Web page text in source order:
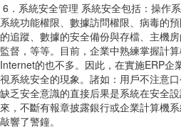
6．系統安全管理 系統安全包括：操作
系統功能權限、數據訪問權限、病毒的
的追蹤、數據的安全備份與存檔、主機
監督，等等。目前，企業中熟練掌握計
Internet的也不多。因此，在實施ERP企
視系統安全的現象。諸如：用戶不注意
缺乏安全意識的直接后果是系統在安全
來，不斷有報章披露銀行或企業計算機
敲響了警鐘。